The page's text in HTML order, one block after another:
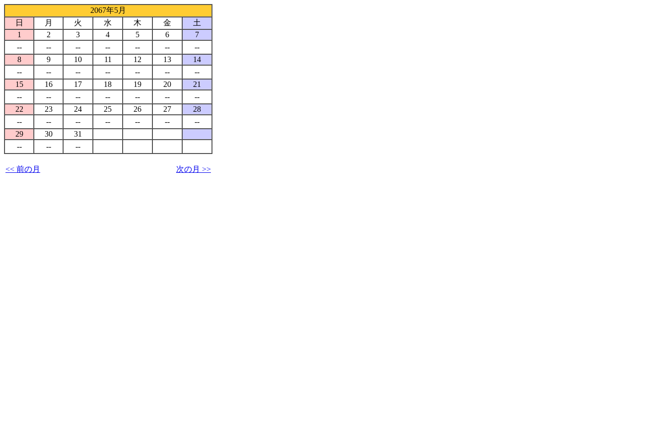
2067年5月
日
月 火 水 木 金
土
1
2 3 4 5 6
7
--
-- -- -- -- --
--
8
9 10 11 12 13
14
--
-- -- -- -- --
--
15
16 17 18 19 20
21
--
-- -- -- -- --
--
22
23 24 25 26 27
28
--
-- -- -- -- --
--
29
30
31
--
-- --
<< 前の月 次の月 >>